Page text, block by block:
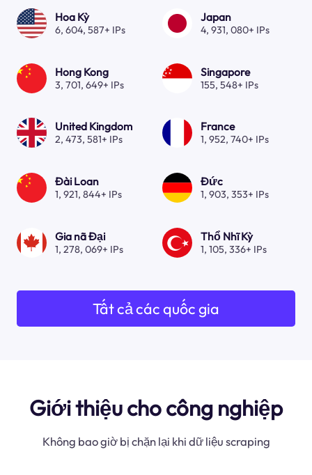
Hoa Kỳ
6, 604, 587+ IPs
Japan
4, 931, 080+ IPs
Hong Kong
3, 701, 649+ IPs
Singapore
155, 548+ IPs
United Kingdom
2, 473, 581+ IPs
France
1, 952, 740+ IPs
Đài Loan
1, 921, 844+ IPs
Đức
1, 903, 353+ IPs
Gia nã Đại
1, 278, 069+ IPs
Thổ Nhĩ Kỳ
1, 105, 336+ IPs
Tất cả các quốc gia
Giới thiệu cho công nghiệp
Không bao giờ bị chặn lại khi dữ liệu scraping